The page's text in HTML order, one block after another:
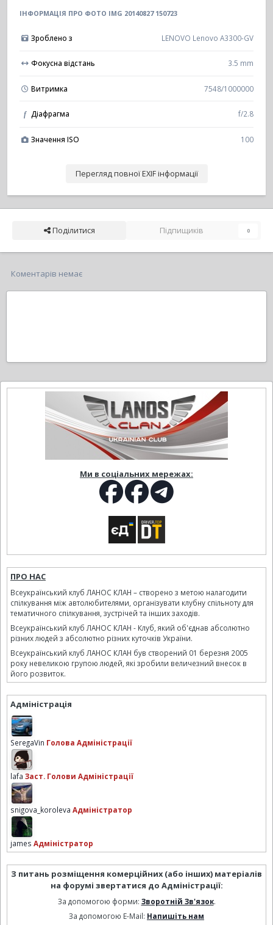
ІНФОРМАЦІЯ ПРО ФОТО IMG 20140827 150723
Зроблено з LENOVO Lenovo A3300-GV
Фокусна відстань 3.5 mm
Витримка 7548/1000000
f Діафрагма f/2.8
Значення ISO 100
Перегляд повної EXIF інформації
Поділитися Підпищиків 0
Коментарів немає
Ми в соціальних мережах:
ПРО НАС
Всеукраїнський клуб ЛАНОС КЛАН – створено з метою налагодити
спілкування між автолюбителями, організувати клубну спільноту для
тематичного спілкування, зустрічей та інших заходів.
Всеукраїнський клуб ЛАНОС КЛАН - Клуб, який об'єднав абсолютно
різних людей з абсолютно різних куточків України.
Всеукраїнський клуб ЛАНОС КЛАН був створений 01 березня 2005
року невеликою групою людей, які зробили величезний внесок в
його розвиток.
Адміністрація
SeregaVin Голова Адміністрації
lafa Заст. Голови Адміністрації
snigova_koroleva Адміністратор
james Адміністратор
З питань розміщення комерційних (або інших) матеріалів
на форумі звертатися до Адміністрації:
За допомогою форми: Зворотній Зв'язок.
За допомогою E-Mail: Напишіть нам